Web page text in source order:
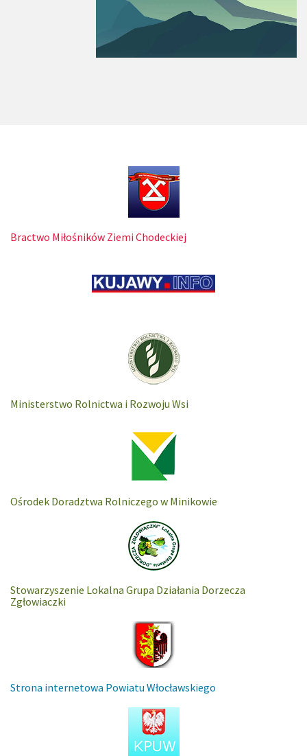
Bractwo Miłośników Ziemi Chodeckiej
Ministerstwo Rolnictwa i Rozwoju Wsi
Ośrodek Doradztwa Rolniczego w Minikowie
Stowarzyszenie Lokalna Grupa Działania Dorzecza
Zgłowiaczki
Strona internetowa Powiatu Włocławskiego